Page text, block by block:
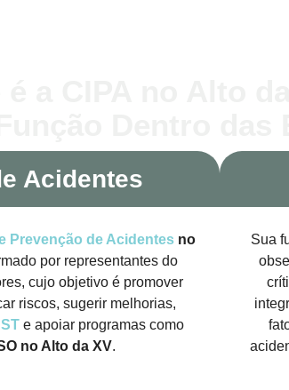
Acidentes
Prevenção de Acidentes no
por representantes do
cujo objetivo é promover
riscos, sugerir melhorias,
e apoiar programas como
no Alto da XV.
Sua